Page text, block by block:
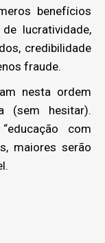
benefícios
lucratividade,
credibilidade
fraude.
nesta ordem
(sem hesitar).
com
maiores serão